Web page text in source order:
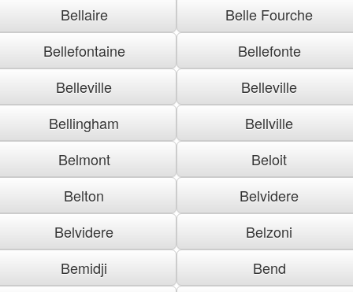
Bellaire
Belle Fourche
Bellefontaine
Bellefonte
Belleville
Belleville
Bellingham
Bellville
Belmont
Beloit
Belton
Belvidere
Belvidere
Belzoni
Bemidji
Bend